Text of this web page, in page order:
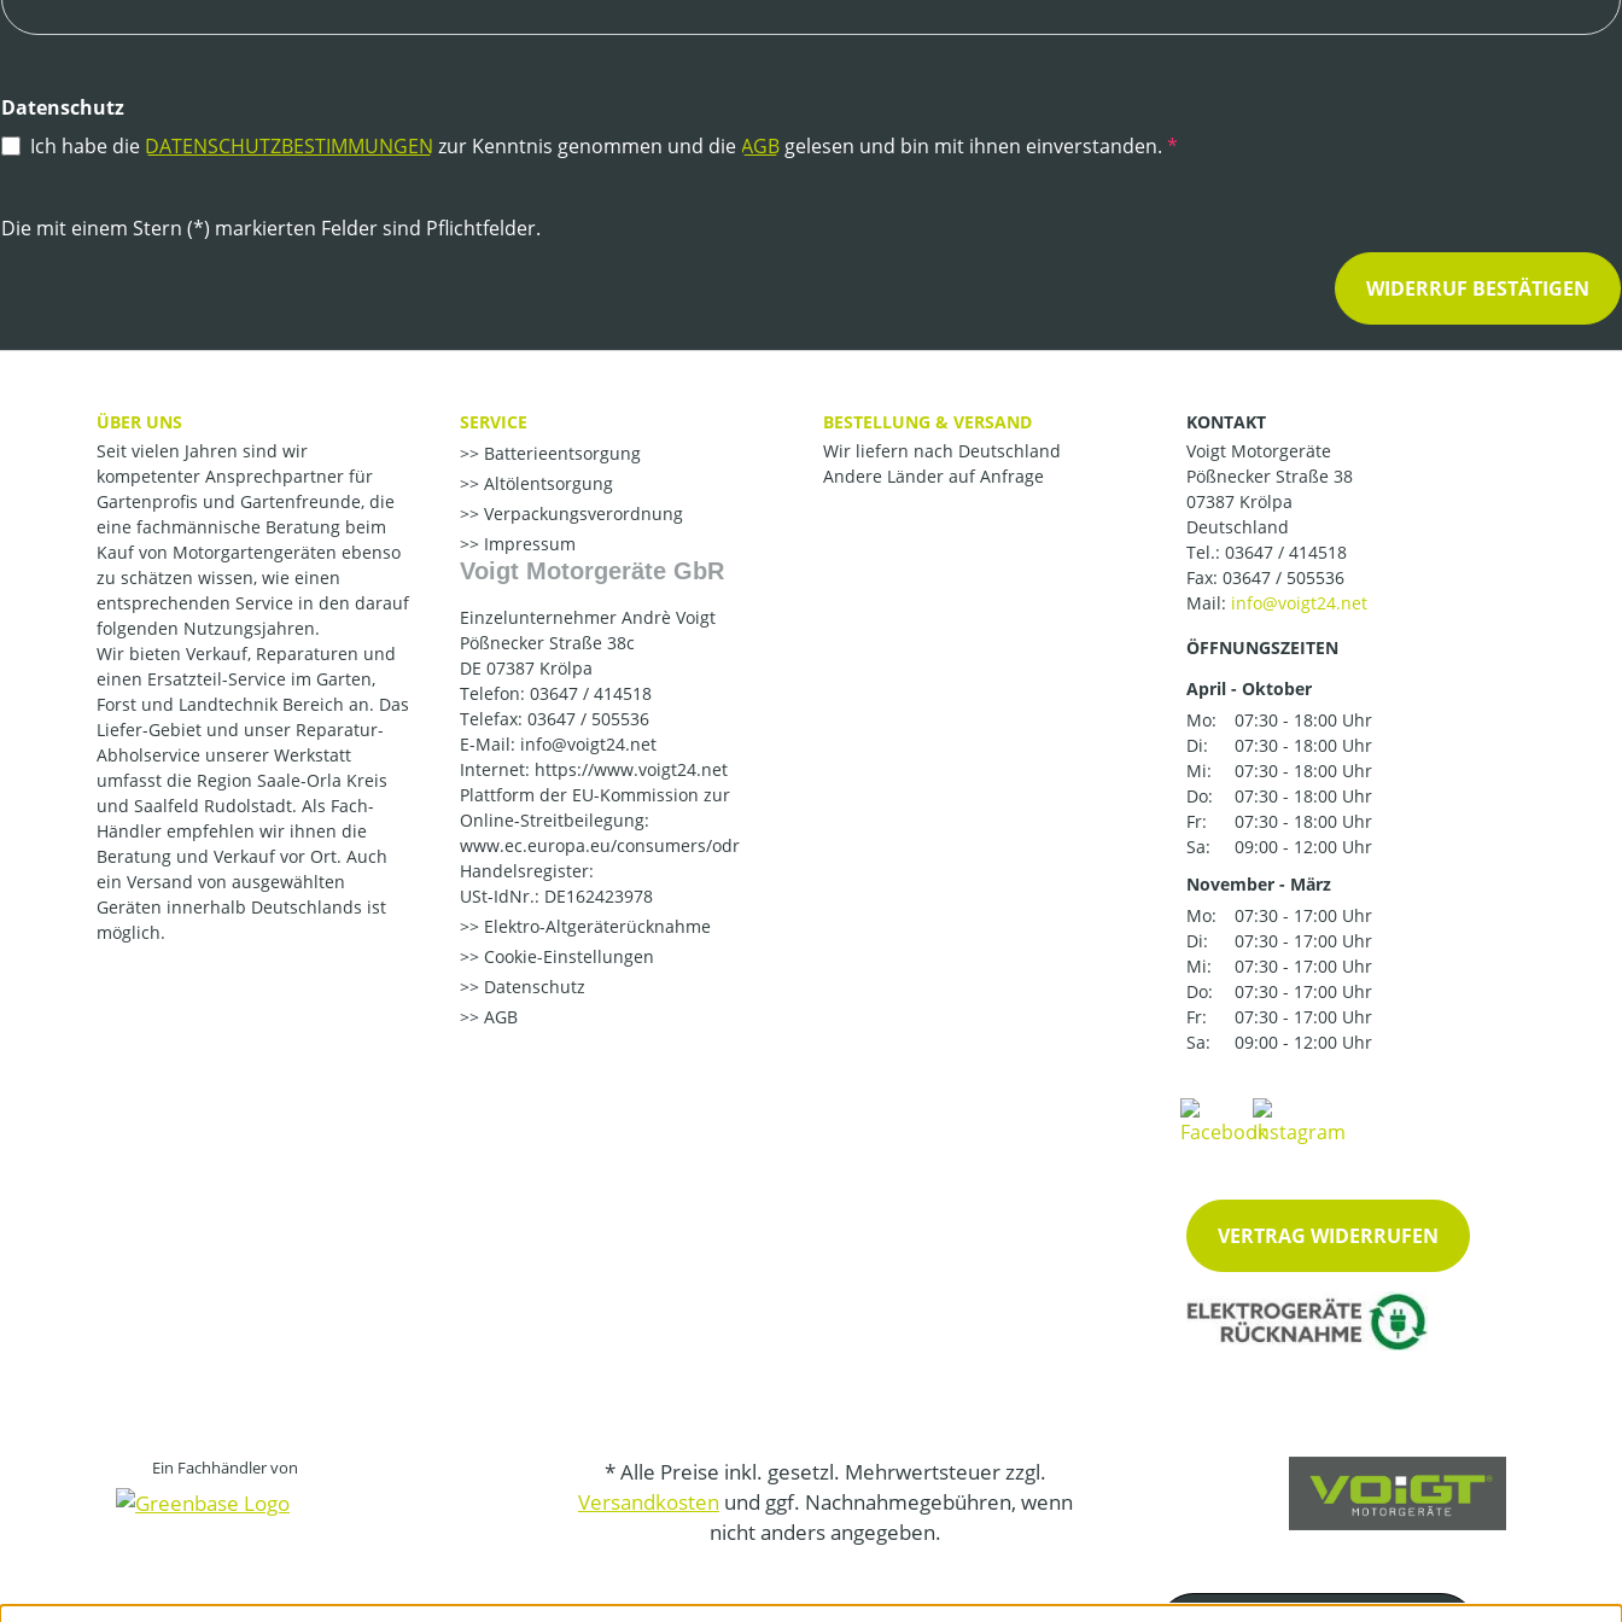
Datenschutz
Ich habe die DATENSCHUTZBESTIMMUNGEN zur Kenntnis genommen und die AGB gelesen und bin mit ihnen einverstanden. *
Die mit einem Stern (*) markierten Felder sind Pflichtfelder.
WIDERRUF BESTÄTIGEN
ÜBER UNS
Seit vielen Jahren sind wir
kompetenter Ansprechpartner für
Gartenprofis und Gartenfreunde, die
eine fachmännische Beratung beim
Kauf von Motorgartengeräten ebenso
zu schätzen wissen, wie einen
entsprechenden Service in den darauf
folgenden Nutzungsjahren.
Wir bieten Verkauf, Reparaturen und
einen Ersatzteil-Service im Garten,
Forst und Landtechnik Bereich an. Das
Liefer-Gebiet und unser Reparatur-
Abholservice unserer Werkstatt
umfasst die Region Saale-Orla Kreis
und Saalfeld Rudolstadt. Als Fach-
Händler empfehlen wir ihnen die
Beratung und Verkauf vor Ort. Auch
ein Versand von ausgewählten
Geräten innerhalb Deutschlands ist
möglich.
SERVICE
Batterieentsorgung
Altölentsorgung
Verpackungsverordnung
Impressum
Voigt Motorgeräte GbR
Einzelunternehmer Andrè Voigt
Pößnecker Straße 38c
DE 07387 Krölpa
Telefon: 03647 / 414518
Telefax: 03647 / 505536
E-Mail: info@voigt24.net
Internet: https://www.voigt24.net
Plattform der EU-Kommission zur
Online-Streitbeilegung:
www.ec.europa.eu/consumers/odr
Handelsregister:
USt-IdNr.: DE162423978
Elektro-Altgeräterücknahme
Cookie-Einstellungen
Datenschutz
AGB
BESTELLUNG & VERSAND
Wir liefern nach Deutschland
Andere Länder auf Anfrage
KONTAKT
Voigt Motorgeräte
Pößnecker Straße 38
07387 Krölpa
Deutschland
Tel.: 03647 / 414518
Fax: 03647 / 505536
Mail:
ÖFFNUNGSZEITEN
April - Oktober
Mo:
07:30 - 18:00 Uhr
Di:
07:30 - 18:00 Uhr
Mi:
07:30 - 18:00 Uhr
Do:
07:30 - 18:00 Uhr
Fr:
07:30 - 18:00 Uhr
Sa:
09:00 - 12:00 Uhr
November - März
Mo:
07:30 - 17:00 Uhr
Di:
07:30 - 17:00 Uhr
Mi:
07:30 - 17:00 Uhr
Do:
07:30 - 17:00 Uhr
Fr:
07:30 - 17:00 Uhr
Sa:
09:00 - 12:00 Uhr
VERTRAG WIDERRUFEN
Ein Fachhändler von
* Alle Preise inkl. gesetzl. Mehrwertsteuer zzgl.
Versandkosten und ggf. Nachnahmegebühren, wenn
nicht anders angegeben.